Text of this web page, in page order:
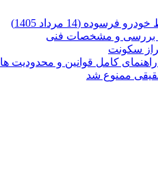
(14 مرداد 1405)
سکونت
کامل قوانین و محدودیت ها
ممنوع شد